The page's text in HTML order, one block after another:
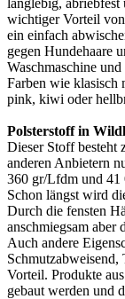
wichtiger Vorteil
ein einfach
gegen Hundehaare
Waschmaschine
Farben wie klasisch
pink, kiwi oder
Polsterstoff in
Dieser Stoff besteht
anderen Anbietern
360 gr/Lfdm und 41
Schon längst wird
Durch die fensten
anschmiegsam aber
Auch andere
Vorteil. Produkte
gebaut werden und